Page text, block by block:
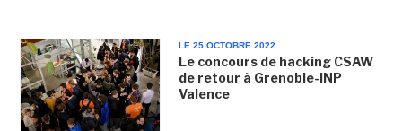
LE 25 OCTOBRE 2022
Le concours de hacking CSAW
de retour à Grenoble-INP
Valence